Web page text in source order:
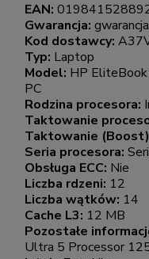
EAN:
Gwarancja:
Kod dostawcy:
Typ: Laptop
Model: HP
PC
Rodzina procesora:
Taktowanie
Taktowanie
Seria procesora:
Obsługa ECC: Nie
Liczba rdzeni: 12
Liczba wątków: 14
Cache L3: 12 MB
Pozostałe
Ultra 5 Processor